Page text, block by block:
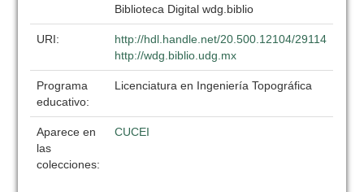
Biblioteca Digital wdg.biblio
URI:
http://hdl.handle.net/20.500.12104/29114
http://wdg.biblio.udg.mx
Programa
educativo:
Licenciatura en Ingeniería Topográfica
Aparece en
las
colecciones:
CUCEI